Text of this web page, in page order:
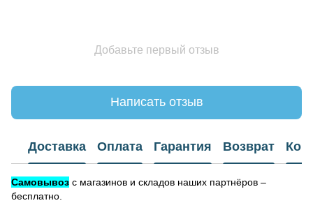
Добавьте первый отзыв
Написать отзыв
Доставка Оплата Гарантия Возврат
Самовывоз с магазинов и складов наших партнёров –
бесплатно.